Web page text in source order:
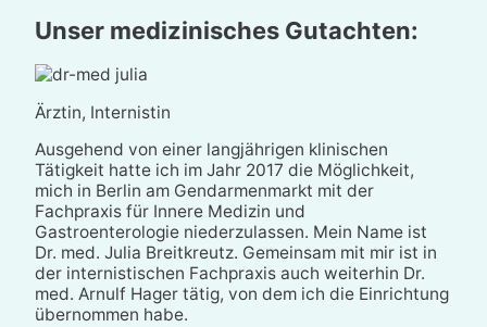
Unser medizinisches Gutachten:
Ärztin, Internistin
Ausgehend von einer langjährigen klinischen
Tätigkeit hatte ich im Jahr 2017 die Möglichkeit,
mich in Berlin am Gendarmenmarkt mit der
Fachpraxis für Innere Medizin und
Gastroenterologie niederzulassen. Mein Name ist
Dr. med. Julia Breitkreutz. Gemeinsam mit mir ist in
der internistischen Fachpraxis auch weiterhin Dr.
med. Arnulf Hager tätig, von dem ich die Einrichtung
übernommen habe.